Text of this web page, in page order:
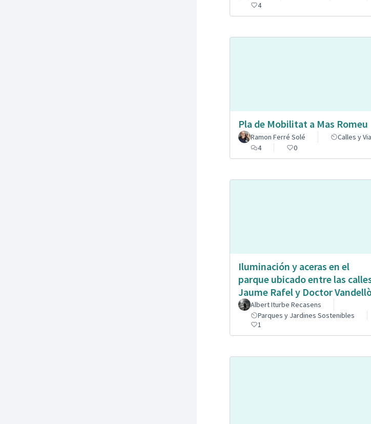
4
Pla de Mobilitat a Mas Romeu
Ramon Ferré Solé
Calles y
4
0
Iluminación y aceras en el
parque ubicado entre las
Jaume Rafel y Doctor
Albert Iturbe Recasens
Parques y Jardines Sostenibles
1